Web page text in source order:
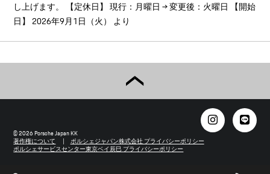
し上げます。 【定休日】 現行：月曜日 → 変更後：火曜日 【開始
日】 2026年9月1日（火） より
© 2026 Porsche Japan KK
著作権について
ポルシェジャパン株式会社 プライバシーポリシー
ポルシェサービスセンター東京ベイ辰巳 プライバシーポリシー